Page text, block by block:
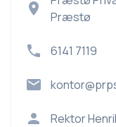
Præstø
6141 7119
Rektor